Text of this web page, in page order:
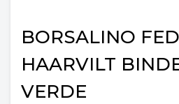
BORSALINO
HAARVILT
VERDE